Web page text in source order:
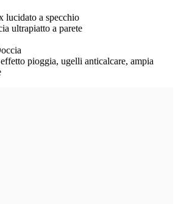
lucidato a specchio
ultrapiatto a parete
pioggia, ugelli anticalcare, ampia